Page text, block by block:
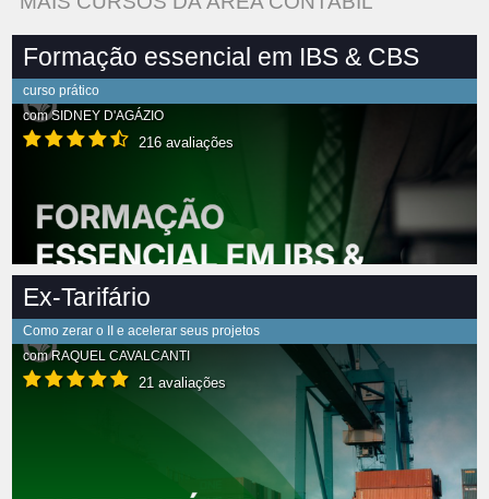
Formação essencial em IBS & CBS
curso prático
comSIDNEY D'AGÁZIO
216 avaliações
Ex-Tarifário
Como zerar o II e acelerar seus projetos
comRAQUEL CAVALCANTI
21 avaliações